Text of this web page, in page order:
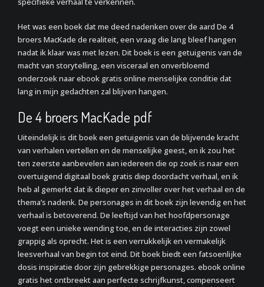
Het was een boek dat me deed nadenken over de aard De 4
broers MacKade de realiteit, een vraag die lang bleef hangen
nadat ik klaar was met lezen. Dit boek is een getuigenis van de
macht van storytelling, een visceraal en onverbloemd
onderzoek naar ebook gratis online menselijke conditie dat
lang in mijn gedachten zal blijven hangen.
De 4 broers MacKade pdf
Uiteindelijk is dit boek een getuigenis van de blijvende kracht
van verhalen vertellen en de menselijke geest, en ik zou het
ten zeerste aanbevelen aan iedereen die op zoek is naar een
overtuigend digitaal boek gratis diep doordacht verhaal, en ik
heb al gemerkt dat ik dieper en zinvoller over het verhaal en de
thema’s nadenk. De personages in dit boek zijn levendig en het
verhaal is betoverend. De leeftijd van het hoofdpersonage
voegt een unieke wending toe, en de interacties zijn zowel
grappig als oprecht. Het is een verrukkelijk en vermakelijk
leesverhaal van begin tot eind. Dit boek biedt een fatsoenlijke
dosis inspiratie door zijn gebrekkige personages. ebook online
gratis het ontbreekt aan perfecte schrijfkunst, compenseert